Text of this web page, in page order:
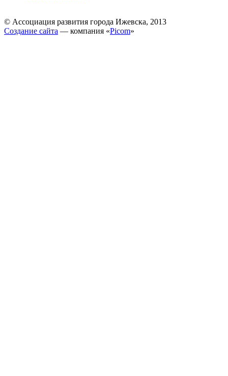
© Ассоциация развития города Ижевска, 2013
Создание сайта — компания «Picom»